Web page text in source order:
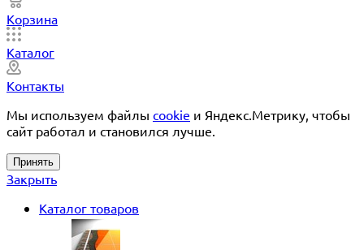
Корзина
Каталог
Контакты
Мы используем файлы cookie и Яндекс.Метрику, чтобы
сайт работал и становился лучше.
Принять
Закрыть
Каталог товаров